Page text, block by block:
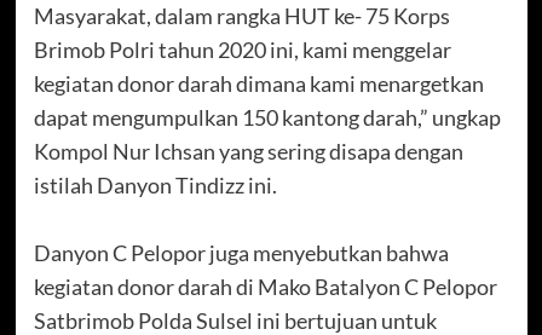
Masyarakat, dalam rangka HUT ke- 75 Korps
Brimob Polri tahun 2020 ini, kami menggelar
kegiatan donor darah dimana kami menargetkan
dapat mengumpulkan 150 kantong darah,” ungkap
Kompol Nur Ichsan yang sering disapa dengan
istilah Danyon Tindizz ini.
Danyon C Pelopor juga menyebutkan bahwa
kegiatan donor darah di Mako Batalyon C Pelopor
Satbrimob Polda Sulsel ini bertujuan untuk